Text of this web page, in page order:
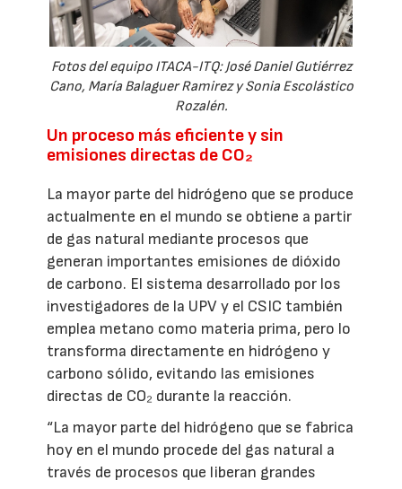
Fotos del equipo ITACA-ITQ: José Daniel Gutiérrez
Cano, María Balaguer Ramirez y Sonia Escolástico
Rozalén.
Un proceso más eficiente y sin
emisiones directas de CO₂
La mayor parte del hidrógeno que se produce
actualmente en el mundo se obtiene a partir
de gas natural mediante procesos que
generan importantes emisiones de dióxido
de carbono. El sistema desarrollado por los
investigadores de la UPV y el CSIC también
emplea metano como materia prima, pero lo
transforma directamente en hidrógeno y
carbono sólido, evitando las emisiones
directas de CO₂ durante la reacción.
“La mayor parte del hidrógeno que se fabrica
hoy en el mundo procede del gas natural a
través de procesos que liberan grandes